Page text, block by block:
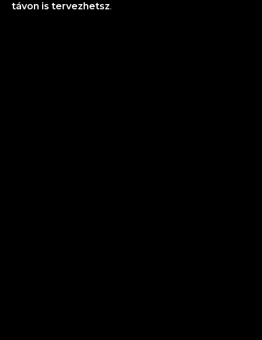
távon is tervezhetsz.